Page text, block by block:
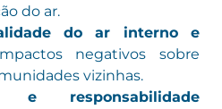
do ar.
do ar interno e
negativos sobre
vizinhas.
e responsabilidade